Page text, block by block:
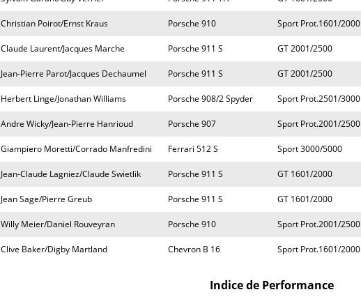
Christian Poirot/Ernst Kraus Porsche 910 Sport Prot.1601/2000
Claude Laurent/Jacques Marche Porsche 911 S GT 2001/2500
Jean-Pierre Parot/Jacques Dechaumel Porsche 911 S GT 2001/2500
Herbert Linge/Jonathan Williams Porsche 908/2 Spyder Sport Prot.2501/3000
Andre Wicky/Jean-Pierre Hanrioud Porsche 907 Sport Prot.2001/2500
Giampiero Moretti/Corrado Manfredini Ferrari 512 S Sport 3000/5000
Jean-Claude Lagniez/Claude Swietlik Porsche 911 S GT 1601/2000
Jean Sage/Pierre Greub Porsche 911 S GT 1601/2000
Willy Meier/Daniel Rouveyran Porsche 910 Sport Prot.2001/2500
Clive Baker/Digby Martland Chevron B 16 Sport Prot.1601/2000
Indice de Performance